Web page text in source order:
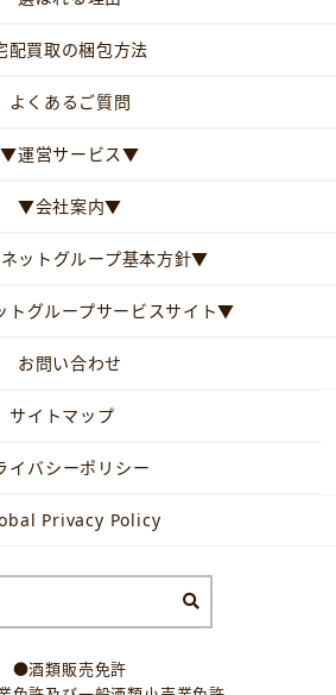
配買取の梱包方法
よくあるご質問
▼運営サービス▼
▼会社案内▼
ットグループ基本方針▼
トグループサービスサイト▼
お問い合わせ
サイトマップ
イバシーポリシー
Privacy Policy
●酒類販売免許